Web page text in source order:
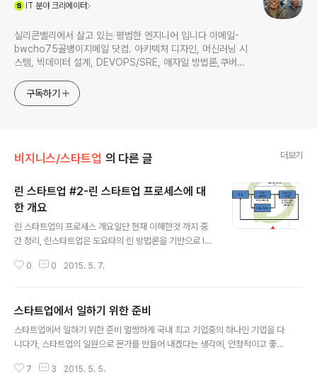
IT 분야 크리에이터
실리콘밸리에서 살고 있는 평범한 엔지니어 입니다 이메일-
bwcho75골뱅이지메일 닷컴. 아키텍처 디자인, 머신러닝 시
스템, 빅데이터 설계, DEVOPS/SRE, 애자일 방법론,쿠버네
한 기술 멘토링과 강의 진행합니다. Linkedin :
https://www.linkedin.com/in/terrycho75/
구독하기
비지니스/스타트업 의 다른 글 더보기
린 스타트업 #2-린 스타트업 프로세스에 대
한 개요
린 스타트업의 프로세스 개요일단 현재 이해한것 까지 중
간 정리, 린스타트업은 도요타의 린 방법론을 기반으로 IM
다.기본적으로 스타트업의 제품 및 서비스 개발의 행위를
객의 반응을 수치화한 데이타를 기반으로, 판단하여 이를
기반으로, 제품의 개발 방향이 맞는지를 학습하여 끊임없
이 서비스를 수정/개발해 나가는 프로세스이다.전체적인
적으로 소개되는 린스타트업의 프로세스가 아니라, 본인이
0 0 2015. 5. 7.
스타트업에서 일하기 위한 준비
스타트업에서 일하기 위한 준비 멀쩡하게 국내 최고 기업중의 하나인 기업을 다
니다가, 스타트업의 일원으로 몬가를 만들어 내겠다는 생각에, 안정적이고 좋은
이 아니라고 할 수 도 있겠지만… 이번이 인생에 있어서 마지막 도전이 아닐까
7 3 2015. 5. 5.